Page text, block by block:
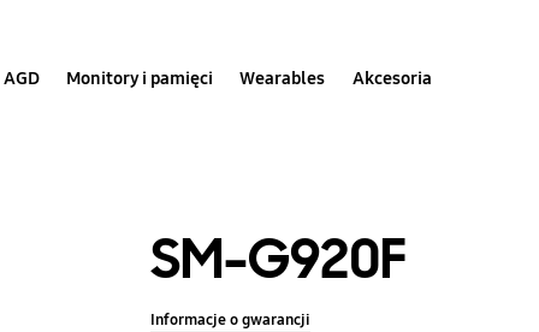
AGD Monitory i pamięci Wearables Akcesoria
SM-G920F
Informacje o gwarancji